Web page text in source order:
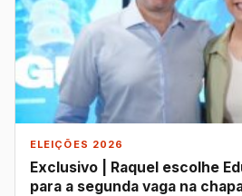
ELEIÇÕES 2026
Exclusivo | Raquel escolhe
para a segunda vaga na